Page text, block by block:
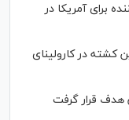
برای آمریکا در
کشته در کارولینای